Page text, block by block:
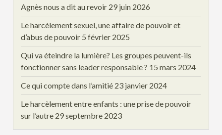
Agnès nous a dit au revoir 29 juin 2026
Le harcèlement sexuel, une affaire de pouvoir et
d’abus de pouvoir 5 février 2025
Qui va éteindre la lumière? Les groupes peuvent-ils
fonctionner sans leader responsable ? 15 mars 2024
Ce qui compte dans l’amitié 23 janvier 2024
Le harcèlement entre enfants : une prise de pouvoir
sur l’autre 29 septembre 2023